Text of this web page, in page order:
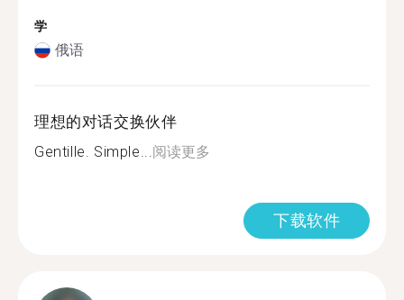
学
俄语
理想的对话交换伙伴
Gentille. Simple...阅读更多
下载软件